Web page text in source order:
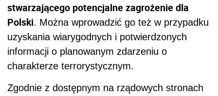
stwarzającego potencjalne zagrożenie dla
Polski. Można wprowadzić go też w przypadku
uzyskania wiarygodnych i potwierdzonych
informacji o planowanym zdarzeniu o
charakterze terrorystycznym.
Zgodnie z dostępnym na rządowych stronach